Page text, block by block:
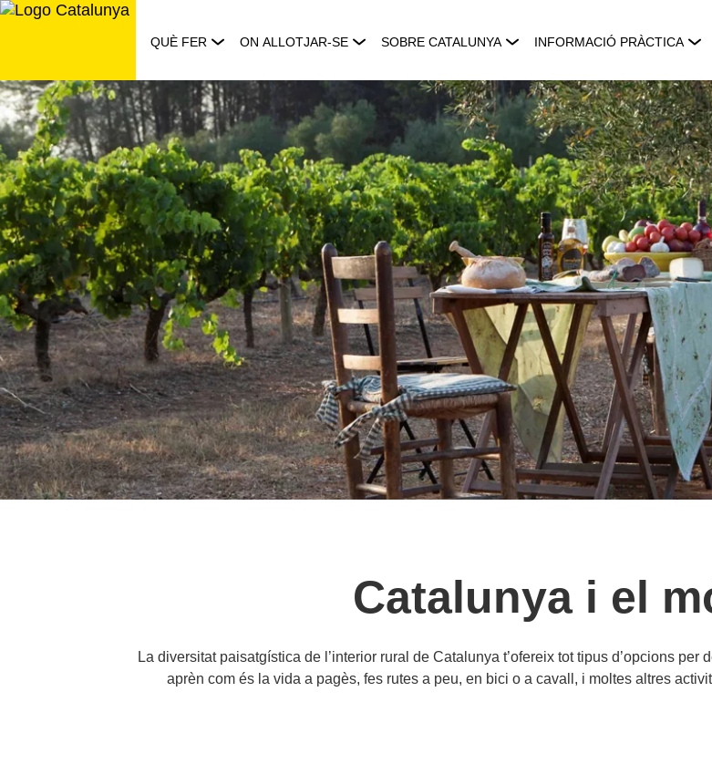
Saltar
QUÈ FER ON ALLOTJAR-SE SOBRE CATALUNYA INFORMACIÓ PRÀCTICA
Catalunya i el
La diversitat paisatgística de l’interior rural de Catalunya t’ofereix tot tipus d’opcions
aprèn com és la vida a pagès, fes rutes a peu, en bici o a cavall, i moltes altres